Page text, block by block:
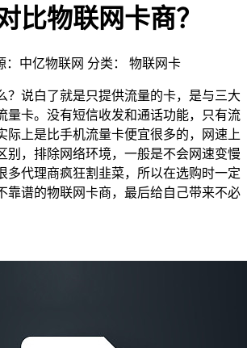
比物联网卡商？
：中亿物联网 分类： 物联网卡
？说白了就是只提供流量的卡，是与三大
量卡。没有短信收发和通话功能，只有流
际上是比手机流量卡便宜很多的，网速上
别，排除网络环境，一般是不会网速变慢
多代理商疯狂割韭菜，所以在选购时一定
靠谱的物联网卡商，最后给自己带来不必